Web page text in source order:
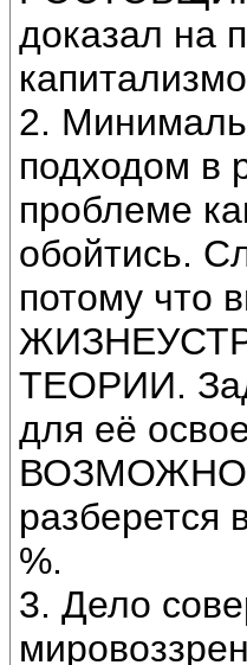
доказал на
2.
подходом в
проблеме
обойтись.
потому что
ТЕОРИИ.
для её
разберется
%.
3. Дело